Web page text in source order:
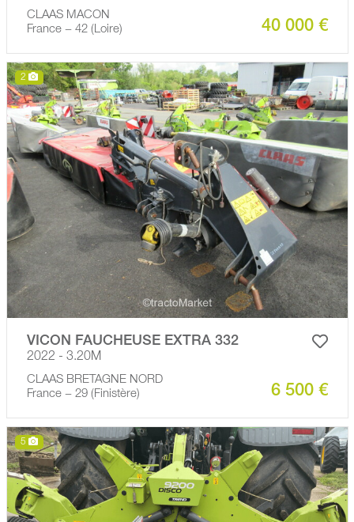
CLAAS MACON
France − 42 (Loire)
40 000 €
2
VICON FAUCHEUSE EXTRA 332
2022 - 3.20M
CLAAS BRETAGNE NORD
France − 29 (Finistère)
6 500 €
5